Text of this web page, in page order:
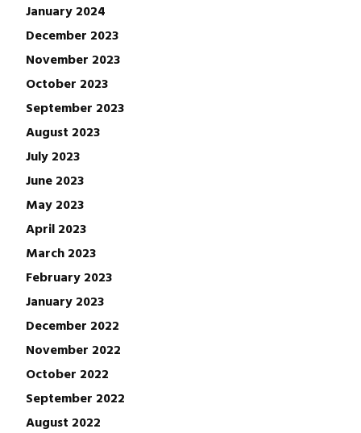
January 2024
December 2023
November 2023
October 2023
September 2023
August 2023
July 2023
June 2023
May 2023
April 2023
March 2023
February 2023
January 2023
December 2022
November 2022
October 2022
September 2022
August 2022